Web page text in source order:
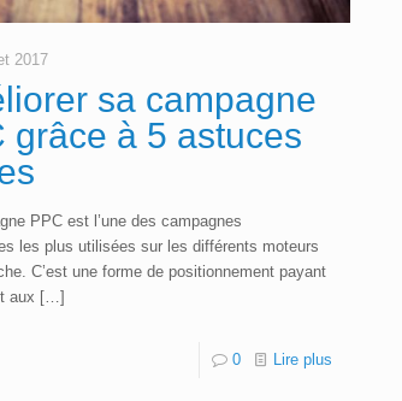
2017
sa campagne
grâce à 5 astuces
PPC est l’une des campagnes
les plus utilisées sur les différents moteurs
C’est une forme de positionnement payant
aux […]
0 Lire plus